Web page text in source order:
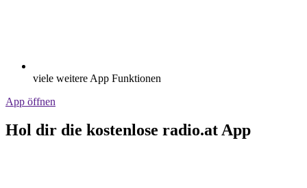
viele weitere App Funktionen
App öffnen
Hol dir die kostenlose radio.at App